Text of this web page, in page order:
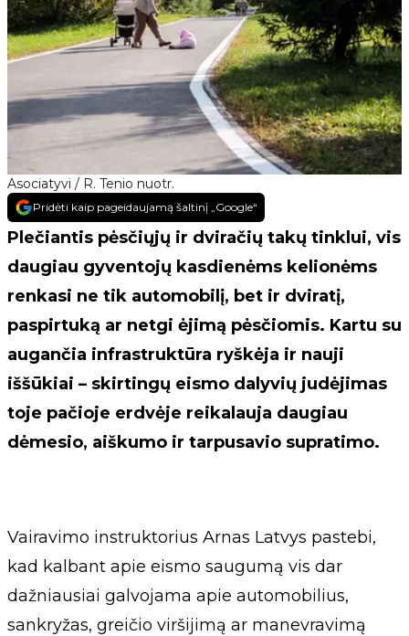
Asociatyvi / R. Tenio nuotr.
Pridėti kaip pageidaujamą šaltinį „Google“
Plečiantis pėsčiųjų ir dviračių takų tinklui, vis
daugiau gyventojų kasdienėms kelionėms
renkasi ne tik automobilį, bet ir dviratį,
paspirtuką ar netgi ėjimą pėsčiomis. Kartu su
augančia infrastruktūra ryškėja ir nauji
iššūkiai – skirtingų eismo dalyvių judėjimas
toje pačioje erdvėje reikalauja daugiau
dėmesio, aiškumo ir tarpusavio supratimo.
Vairavimo instruktorius Arnas Latvys pastebi,
kad kalbant apie eismo saugumą vis dar
dažniausiai galvojama apie automobilius,
sankryžas, greičio viršijimą ar manevravimą